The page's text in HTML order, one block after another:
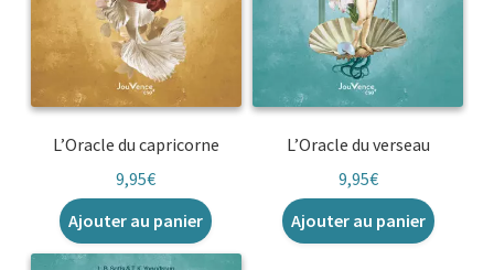
L’Oracle du capricorne
9,95€
Ajouter au panier
L’Oracle du verseau
9,95€
Ajouter au panier